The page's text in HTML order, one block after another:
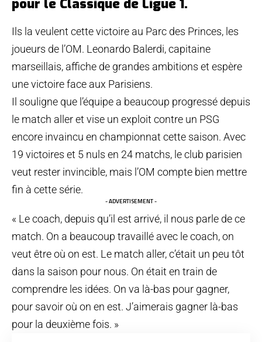
pour le Classique de Ligue 1.
Ils la veulent cette victoire au Parc des Princes, les
joueurs de l’OM. Leonardo Balerdi, capitaine
marseillais, affiche de grandes ambitions et espère
une victoire face aux Parisiens.
Il souligne que l’équipe a beaucoup progressé depuis
le match aller et vise un exploit contre un PSG
encore invaincu en championnat cette saison. Avec
19 victoires et 5 nuls en 24 matchs, le club parisien
veut rester invincible, mais l’OM compte bien mettre
fin à cette série.
- ADVERTISEMENT -
« Le coach, depuis qu’il est arrivé, il nous parle de ce
match. On a beaucoup travaillé avec le coach, on
veut être où on est. Le match aller, c’était un peu tôt
dans la saison pour nous. On était en train de
comprendre les idées. On va là-bas pour gagner,
pour savoir où on en est. J’aimerais gagner là-bas
pour la deuxième fois. »